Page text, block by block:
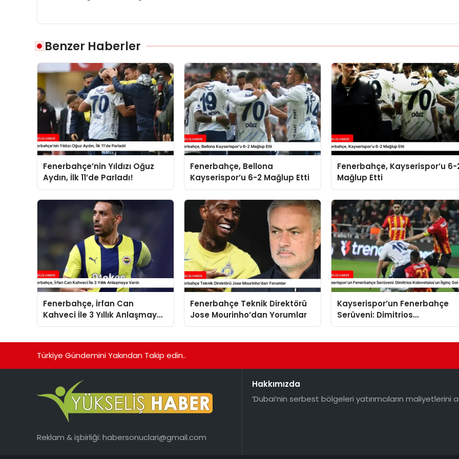
Benzer Haberler
Fenerbahçe’nin Yıldızı Oğuz
Aydın, İlk 11’de Parladı!
Fenerbahçe, Bellona
Kayserispor’u 6-2 Mağlup Etti
Fenerbahçe, Kayserispor’u 6-
Mağlup Etti
Fenerbahçe, İrfan Can
Kahveci İle 3 Yıllık Anlaşmaya
Vardı
Fenerbahçe Teknik Direktörü
Jose Mourinho’dan Yorumlar
Kayserispor’un Fenerbahçe
Serüveni: Dimitrios
Kolovetsios’un İlginç Gol
Türkiye Gündemini Yakından Takip edin..
Reklam & işbirliği: habersonuclari@gmail.com
Hakkımızda
‘Dubai’nin serbest bölgeleri yatırımcıların maliyetlerini